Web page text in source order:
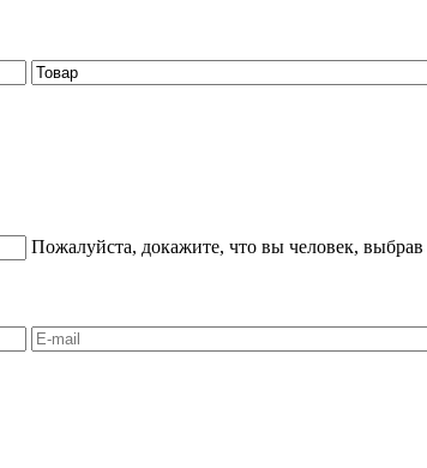
Пожалуйста, докажите, что вы человек, выбрав